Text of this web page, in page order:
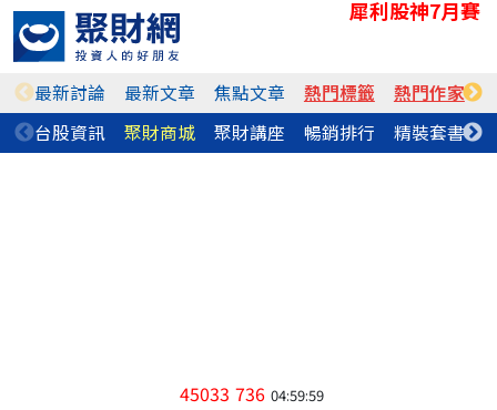
犀利股神7月賽
最新討論 最新文章 焦點文章 熱門標籤 熱門作家
台股資訊
聚財商城 聚財講座 暢銷排行 精裝套書
45033 736 04:59:59